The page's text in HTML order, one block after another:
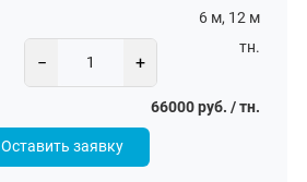
6 м, 12 м
− +
тн.
66000 руб. / тн.
Оставить заявку